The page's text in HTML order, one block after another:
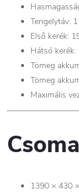
Tengelytáv:
Első kerék:
Hátsó kerék:
Tömeg
Tömeg
Maximális
1390 × 430